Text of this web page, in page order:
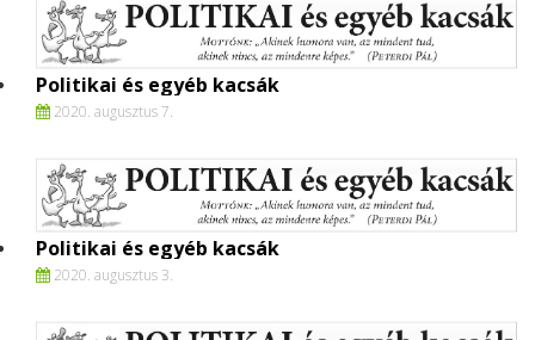
Politikai és egyéb kacsák
2020. augusztus 7.
Politikai és egyéb kacsák
2020. augusztus 3.